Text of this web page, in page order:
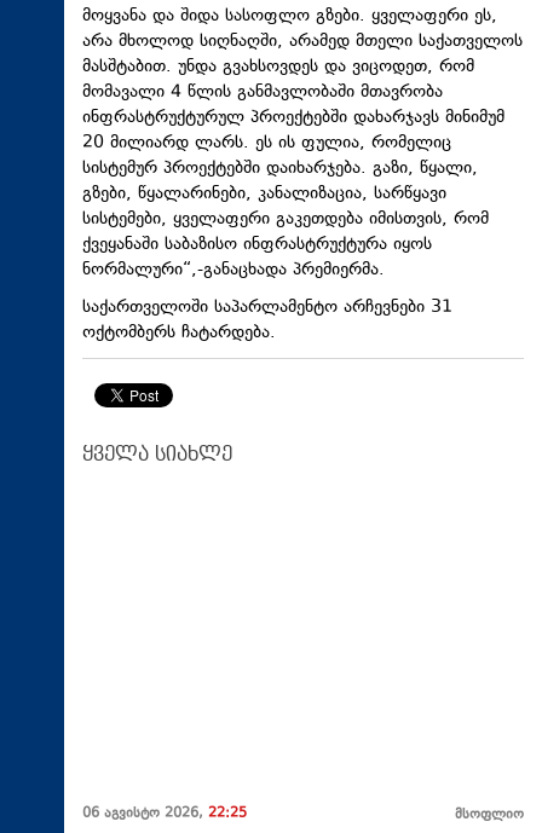
მოყვანა და შიდა სასოფლო გზები. ყველაფერი ეს,
არა მხოლოდ სიღნაღში, არამედ მთელი საქათველოს
მასშტაბით. უნდა გვახსოვდეს და ვიცოდეთ, რომ
მომავალი 4 წლის განმავლობაში მთავრობა
ინფრასტრუქტურულ პროექტებში დახარჯავს მინიმუმ
20 მილიარდ ლარს. ეს ის ფულია, რომელიც
სისტემურ პროექტებში დაიხარჯება. გაზი, წყალი,
გზები, წყალარინები, კანალიზაცია, სარწყავი
სისტემები, ყველაფერი გაკეთდება იმისთვის, რომ
ქვეყანაში საბაზისო ინფრასტრუქტურა იყოს
ნორმალური“,-განაცხადა პრემიერმა.
საქართველოში საპარლამენტო არჩევნები 31
ოქტომბერს ჩატარდება.
ყველა სიახლე
06 აგვისტო 2026, 22:25 მსოფლიო